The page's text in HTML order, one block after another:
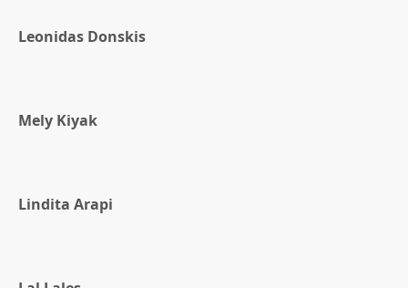
Leonidas Donskis
Mely Kiyak
Lindita Arapi